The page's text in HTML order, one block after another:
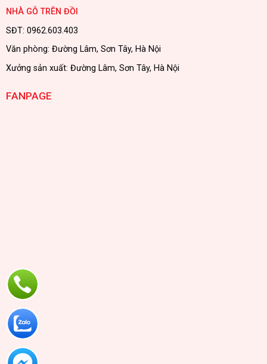
NHÀ GỖ TRÊN ĐỒI
SĐT: 0962.603.403
Văn phòng: Đường Lâm, Sơn Tây, Hà Nội
Xưởng sản xuất: Đường Lâm, Sơn Tây, Hà Nội
FANPAGE